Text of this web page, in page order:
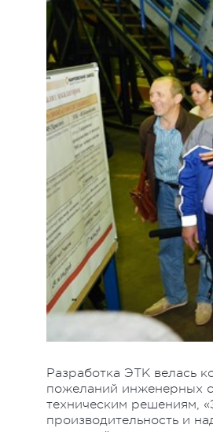
Разработка ЭТК велась
пожеланий инженерных
техническим решениям,
производительность и